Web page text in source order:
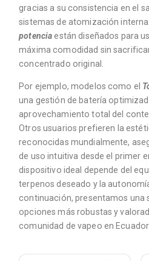
gracias a su consistencia en el
sistemas de atomización
potenciaestán diseñados para
máxima comodidad sin
concentrado original.
Por ejemplo, modelos como el
una gestión de batería
aprovechamiento total del
Otros usuarios prefieren la
reconocidas mundialmente,
de uso intuitiva desde el primer
dispositivo ideal depende del
terpenos deseado y la
continuación, presentamos una
opciones más robustas y
comunidad de vapeo en Ecuador.